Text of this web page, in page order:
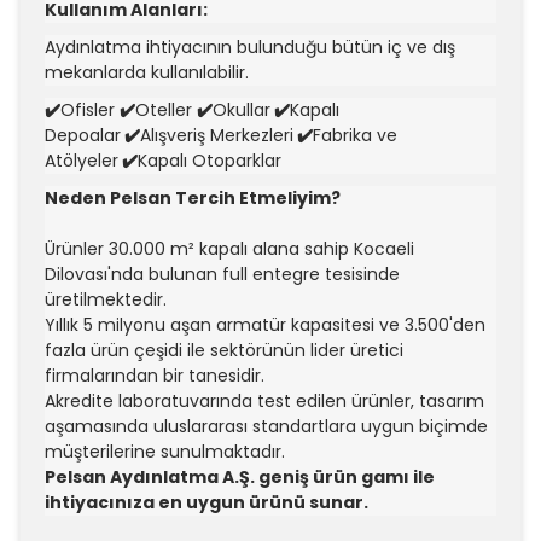
Kullanım Alanları:
Aydınlatma ihtiyacının bulunduğu bütün iç ve dış
mekanlarda kullanılabilir.
✔️Ofisler ✔️Oteller ✔️Okullar✔️Kapalı
Depoalar✔️Alışveriş Merkezleri ✔️Fabrika ve
Atölyeler✔️Kapalı Otoparklar
Neden Pelsan Tercih Etmeliyim?
Ürünler 30.000 m² kapalı alana sahip Kocaeli
Dilovası'nda bulunan full entegre tesisinde
üretilmektedir.
Yıllık 5 milyonu aşan armatür kapasitesi ve 3.500'den
fazla ürün çeşidi ile sektörünün lider üretici
firmalarından bir tanesidir.
Akredite laboratuvarında test edilen ürünler, tasarım
aşamasında uluslararası standartlara uygun biçimde
müşterilerine sunulmaktadır.
Pelsan Aydınlatma A.Ş. geniş ürün gamı ile
ihtiyacınıza en uygun ürünü sunar.